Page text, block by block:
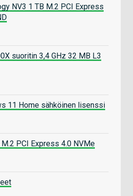
NV3 1 TB M.2 PCI Express
suoritin 3,4 GHz 32 MB L3
11 Home sähköinen lisenssi
PCI Express 4.0 NVMe